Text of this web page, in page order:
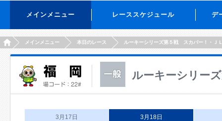
メインメニュー レーススケジュール デ
HOMEメインメニュー 本日のレース ルーキーシリーズ第５戦 スカパー！・Ｊ
ルーキーシリー
3月17日 3月18日